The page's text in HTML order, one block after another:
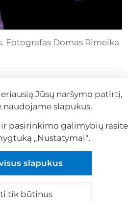
Fotografas Domas Rimeika
riba
Reklama
Jūsų naršymo patirtį,
naudojame slapukus.
pasirinkimo galimybių rasite
„Nustatymai“.
slapukus
tik būtinus